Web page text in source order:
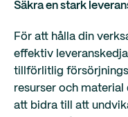
Säkra en stark
För att hålla din
effektiv
tillförlitlig
resurser och
att bidra till att